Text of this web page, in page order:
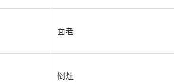
面老
倒灶